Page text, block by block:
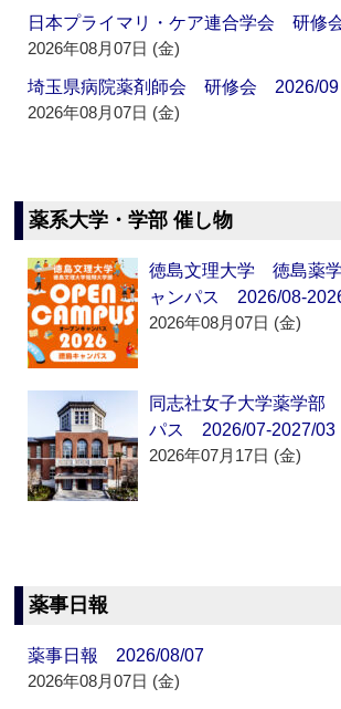
日本プライマリ・ケア連合学会 研修
2026年08月07日 (金)
埼玉県病院薬剤師会 研修会 2026/09
2026年08月07日 (金)
薬系大学・学部 催し物
徳島文理大学 徳島薬
ャンパス 2026/08-
2026年08月07日 (金)
同志社女子大学薬学部
パス 2026/07-2027/03
2026年07月17日 (金)
薬事日報
薬事日報 2026/08/07
2026年08月07日 (金)